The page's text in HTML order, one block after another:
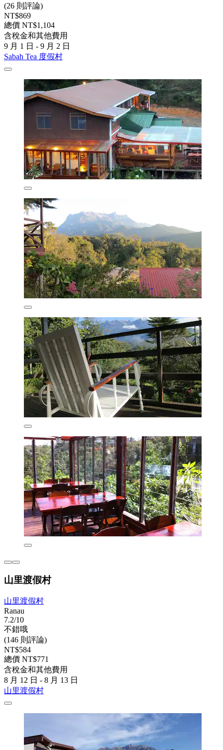
(26 則評論)
NT$869
總價 NT$1,104
含稅金和其他費用
9 月 1 日 - 9 月 2 日
Sabah Tea 度假村
山里渡假村
山里渡假村
Ranau
7.2/10
不錯哦
(146 則評論)
NT$584
總價 NT$771
含稅金和其他費用
8 月 12 日 - 8 月 13 日
山里渡假村